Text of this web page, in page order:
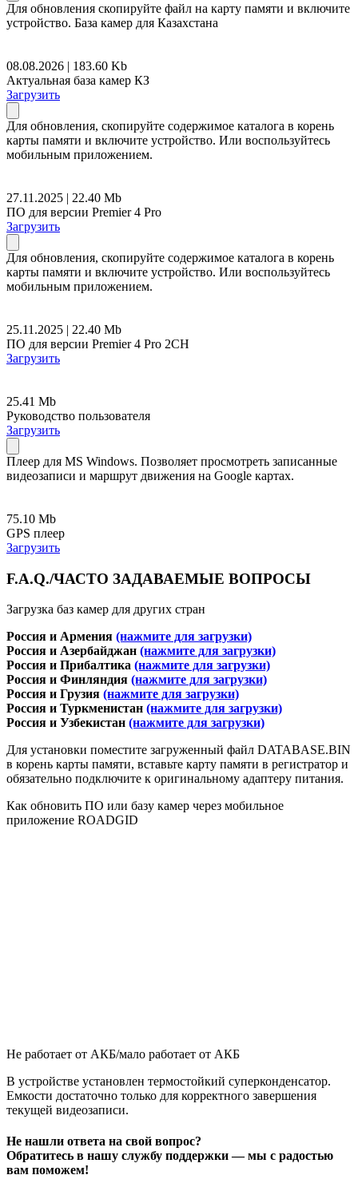
Для обновления скопируйте файл на карту памяти и включите
устройство. База камер для Казахстана
08.08.2026 | 183.60 Kb
Актуальная база камер КЗ
Загрузить
Для обновления, скопируйте содержимое каталога в корень
карты памяти и включите устройство. Или воспользуйтесь
мобильным приложением.
27.11.2025 | 22.40 Mb
ПО для версии Premier 4 Pro
Загрузить
Для обновления, скопируйте содержимое каталога в корень
карты памяти и включите устройство. Или воспользуйтесь
мобильным приложением.
25.11.2025 | 22.40 Mb
ПО для версии Premier 4 Pro 2CH
Загрузить
25.41 Mb
Руководство пользователя
Загрузить
Плеер для MS Windows. Позволяет просмотреть записанные
видеозаписи и маршрут движения на Google картах.
75.10 Mb
GPS плеер
Загрузить
F.A.Q./ЧАСТО ЗАДАВАЕМЫЕ ВОПРОСЫ
Загрузка баз камер для других стран
Россия и Армения (нажмите для загрузки)
Россия и Азербайджан (нажмите для загрузки)
Россия и Прибалтика (нажмите для загрузки)
Россия и Финляндия (нажмите для загрузки)
Россия и Грузия (нажмите для загрузки)
Россия и Туркменистан (нажмите для загрузки)
Россия и Узбекистан (нажмите для загрузки)
Для установки поместите загруженный файл DATABASE.BIN
в корень карты памяти, вставьте карту памяти в регистратор и
обязательно подключите к оригинальному адаптеру питания.
Как обновить ПО или базу камер через мобильное
приложение ROADGID
Не работает от АКБ/мало работает от АКБ
В устройстве установлен термостойкий суперконденсатор.
Емкости достаточно только для корректного завершения
текущей видеозаписи.
Не нашли ответа на свой вопрос?
Обратитесь в нашу службу поддержки — мы с радостью
вам поможем!